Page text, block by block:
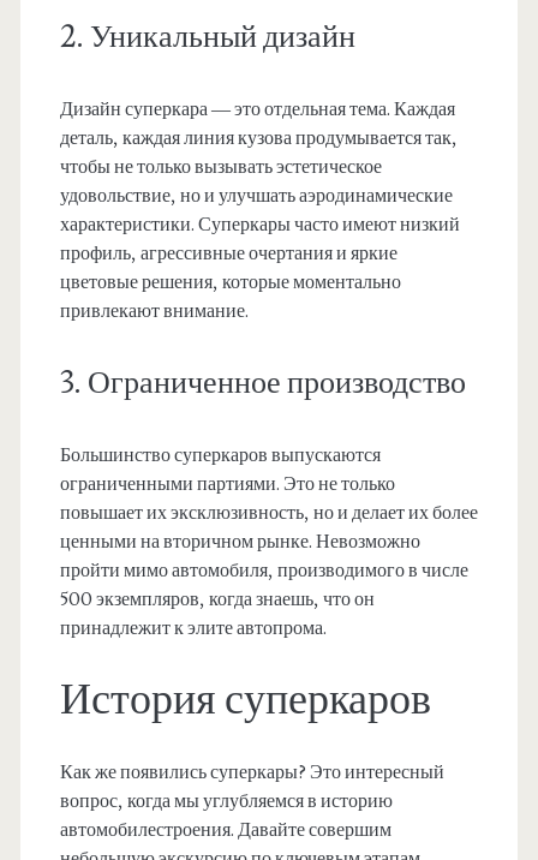
2. Уникальный дизайн
Дизайн суперкара — это отдельная тема. Каждая
деталь, каждая линия кузова продумывается так,
чтобы не только вызывать эстетическое
удовольствие, но и улучшать аэродинамические
характеристики. Суперкары часто имеют низкий
профиль, агрессивные очертания и яркие
цветовые решения, которые моментально
привлекают внимание.
3. Ограниченное производство
Большинство суперкаров выпускаются
ограниченными партиями. Это не только
повышает их эксклюзивность, но и делает их более
ценными на вторичном рынке. Невозможно
пройти мимо автомобиля, производимого в числе
500 экземпляров, когда знаешь, что он
принадлежит к элите автопрома.
История суперкаров
Как же появились суперкары? Это интересный
вопрос, когда мы углубляемся в историю
автомобилестроения. Давайте совершим